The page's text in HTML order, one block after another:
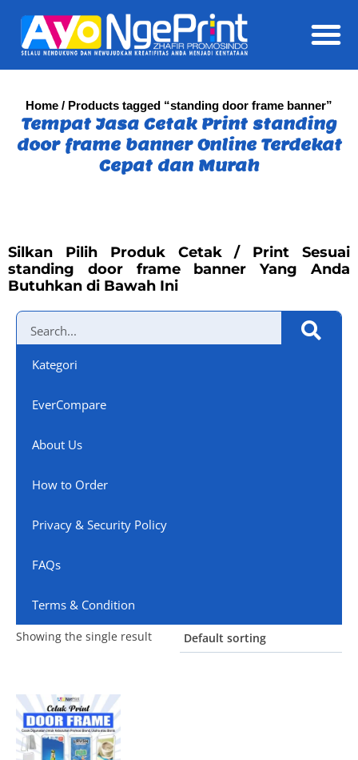
Home / Products tagged “standing door frame banner”
Tempat Jasa Cetak Print standing
door frame banner Online Terdekat
Cepat dan Murah
Silkan Pilih Produk Cetak / Print Sesuai
standing door frame banner Yang Anda
Butuhkan di Bawah Ini
Kategori
EverCompare
About Us
How to Order
Privacy & Security Policy
FAQs
Terms & Condition
Showing the single result